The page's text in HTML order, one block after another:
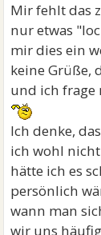
Mir fehlt das
nur etwas
mir dies ein
keine Grüße,
und ich frage
Ich denke,
ich wohl
hätte ich es
persönlich
wann man
wir uns